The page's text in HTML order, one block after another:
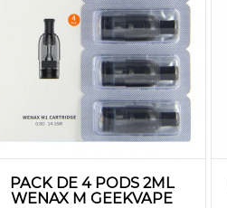
PACK DE 4 PODS 2ML
WENAX M GEEKVAPE